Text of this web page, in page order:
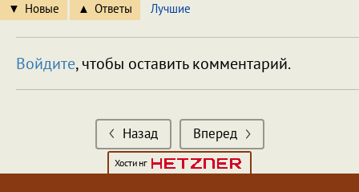
Новые Ответы Лучшие
Войдите, чтобы оставить комментарий.
Назад Вперед
Хостинг